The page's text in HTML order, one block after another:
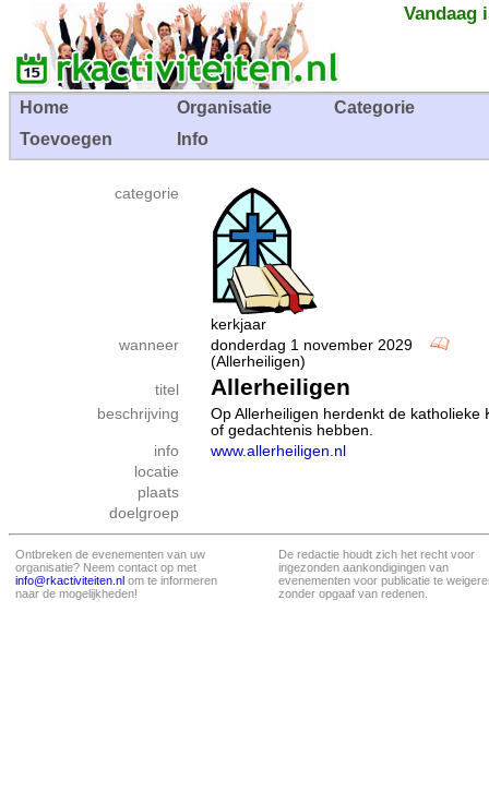
Vandaag
Home Organisatie
Categorie
Toevoegen
Info
categorie
kerkjaar
wanneer
donderdag 1 november 2029
(Allerheiligen)
titel
Allerheiligen
beschrijving
Op Allerheiligen herdenkt de
of gedachtenis hebben.
info
www.allerheiligen.nl
locatie
plaats
doelgroep
Ontbreken de evenementen van uw
organisatie? Neem contact op met
info@rkactiviteiten.nl om te informeren
naar de mogelijkheden!
De redactie houdt zich het recht voor
ingezonden aankondigingen van
evenementen voor publicatie te
zonder opgaaf van redenen.